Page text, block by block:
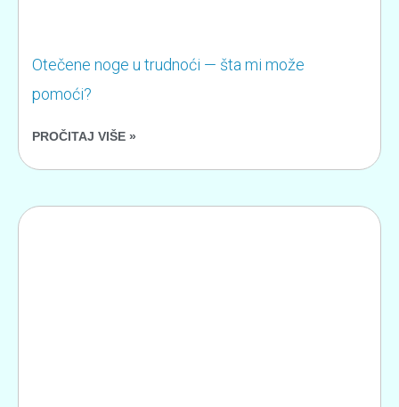
Otečene noge u trudnoći — šta mi može
pomoći?
PROČITAJ VIŠE »